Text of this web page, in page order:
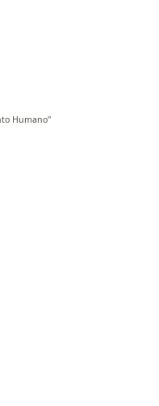
Humano"